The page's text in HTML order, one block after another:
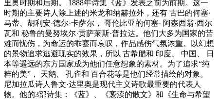
里奥时期和后期。 1888年诗集《蓝》发表之前为前期。这一
时期的主要诗人除上述的米龙和纳赫拉外，还有 古巴的何塞·
马蒂、胡利安·德尔·卡萨尔， 哥伦比亚的何塞· 阿森西翁·西尔
瓦和 秘鲁的曼努埃尔·贡萨莱斯·普拉达。他们大多为国家的苦
难而忧伤，为命运的乖蹇而哀叹，作品感伤气氛浓重。以幻想
的景物追求逃避现实的效果，所以 古希腊和 印度、 中国、 日
本等遥远的东方国家成为他们任意想象的素材。为了追求“纯
粹的美”， 天鹅、 孔雀和 百合花等是他们经常描绘的对象。
尼加拉瓜诗人鲁文·达里奥是现代主义诗歌最重要的代表人
物。他的3部诗集：《蓝》、《亵渎的散文》和《生命与希望